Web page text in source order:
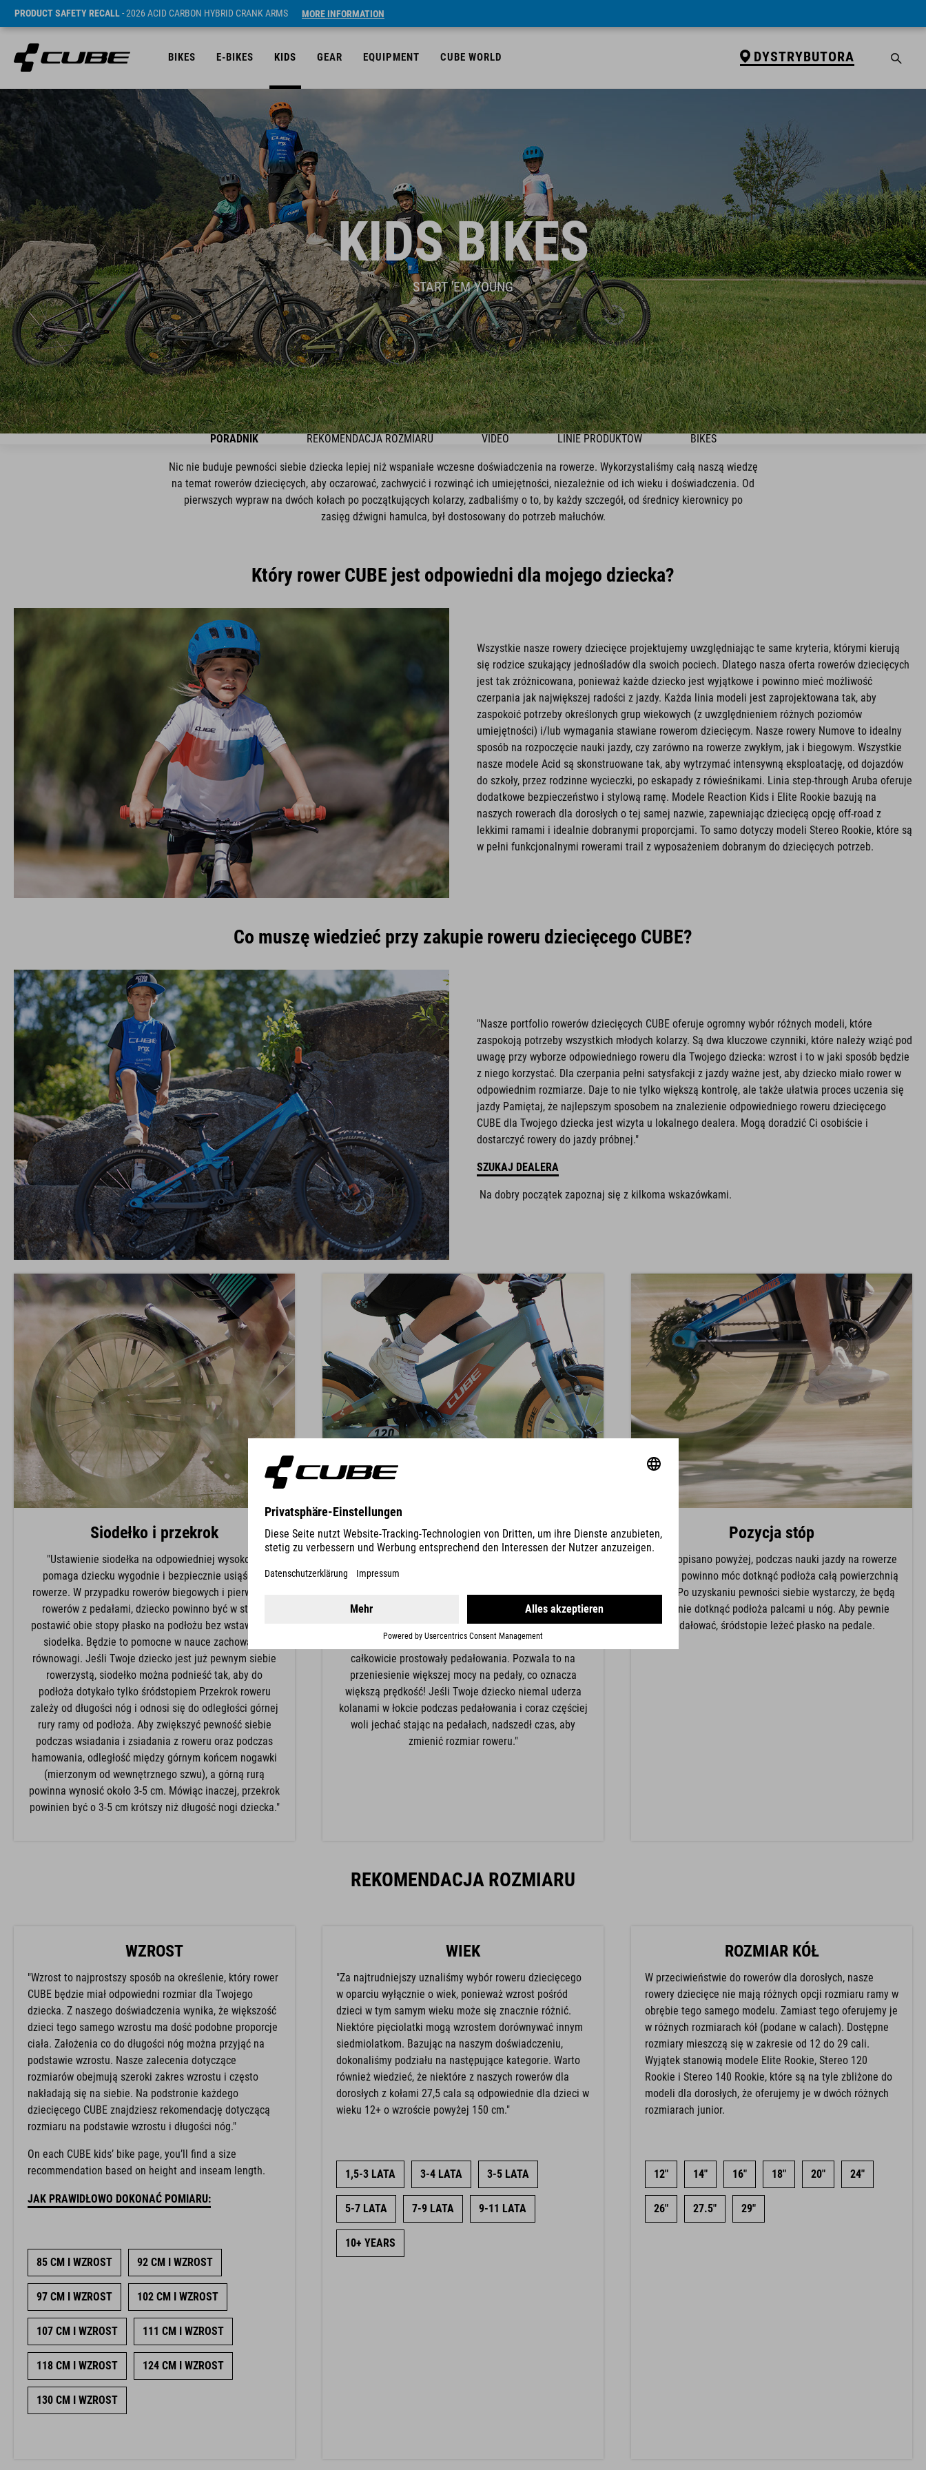
PRODUCT SAFETY RECALL- 2026 ACID CARBON HYBRID CRANK ARMS MORE INFORMATION
BIKES E-BIKES KIDS GEAR EQUIPMENT CUBE WORLD DYSTRYBUTORA
KIDS BIKES
START 'EM YOUNG
PORADNIK REKOMENDACJA ROZMIARU VIDEO LINIE PRODUKTÓW BIKES
Nic nie buduje pewności siebie dziecka lepiej niż wspaniałe wczesne doświadczenia na rowerze. Wykorzystaliśmy całą naszą wiedzę
na temat rowerów dziecięcych, aby oczarować, zachwycić i rozwinąć ich umiejętności, niezależnie od ich wieku i doświadczenia. Od
pierwszych wypraw na dwóch kołach po początkujących kolarzy, zadbaliśmy o to, by każdy szczegół, od średnicy kierownicy po
zasięg dźwigni hamulca, był dostosowany do potrzeb małuchów.
Który rower CUBE jest odpowiedni dla mojego dziecka?
Wszystkie nasze rowery dziecięce projektujemy uwzględniając te same kryteria, którymi kierują
się rodzice szukający jednośladów dla swoich pociech. Dlatego nasza oferta rowerów dziecięcych
jest tak zróżnicowana, ponieważ każde dziecko jest wyjątkowe i powinno mieć możliwość
czerpania jak największej radości z jazdy. Każda linia modeli jest zaprojektowana tak, aby
zaspokoić potrzeby określonych grup wiekowych (z uwzględnieniem różnych poziomów
umiejętności) i/lub wymagania stawiane rowerom dziecięcym. Nasze rowery Numove to idealny
sposób na rozpoczęcie nauki jazdy, czy zarówno na rowerze zwykłym, jak i biegowym. Wszystkie
nasze modele Acid są skonstruowane tak, aby wytrzymać intensywną eksploatację, od dojazdów
do szkoły, przez rodzinne wycieczki, po eskapady z rówieśnikami. Linia step-through Aruba oferuje
dodatkowe bezpieczeństwo i stylową ramę. Modele Reaction Kids i Elite Rookie bazują na
naszych rowerach dla dorosłych o tej samej nazwie, zapewniając dziecięcą opcję off-road z
lekkimi ramami i idealnie dobranymi proporcjami. To samo dotyczy modeli Stereo Rookie, które są
w pełni funkcjonalnymi rowerami trail z wyposażeniem dobranym do dziecięcych potrzeb.
Co muszę wiedzieć przy zakupie roweru dziecięcego CUBE?
"Nasze portfolio rowerów dziecięcych CUBE oferuje ogromny wybór różnych modeli, które
zaspokoją potrzeby wszystkich młodych kolarzy. Są dwa kluczowe czynniki, które należy wziąć pod
uwagę przy wyborze odpowiedniego roweru dla Twojego dziecka: wzrost i to w jaki sposób będzie
z niego korzystać. Dla czerpania pełni satysfakcji z jazdy ważne jest, aby dziecko miało rower w
odpowiednim rozmiarze. Daje to nie tylko większą kontrolę, ale także ułatwia proces uczenia się
jazdy Pamiętaj, że najlepszym sposobem na znalezienie odpowiedniego roweru dziecięcego
CUBE dla Twojego dziecka jest wizyta u lokalnego dealera. Mogą doradzić Ci osobiście i
dostarczyć rowery do jazdy próbnej."
SZUKAJ DEALERA
Na dobry początek zapoznaj się z kilkoma wskazówkami.
Siodełko i przekrok
"Ustawienie siodełka na odpowiedniej wysokości
pomaga dziecku wygodnie i bezpiecznie usiąść na
rowerze. W przypadku rowerów biegowych i pierwszych
rowerów z pedałami, dziecko powinno być w stanie
postawić obie stopy płasko na podłożu bez wstawania z
siodełka. Będzie to pomocne w nauce zachowania
równowagi. Jeśli Twoje dziecko jest już pewnym siebie
rowerzystą, siodełko można podnieść tak, aby do
podłoża dotykało tylko śródstopiem Przekrok roweru
zależy od długości nóg i odnosi się do odległości górnej
rury ramy od podłoża. Aby zwiększyć pewność siebie
podczas wsiadania i zsiadania z roweru oraz podczas
hamowania, odległość między górnym końcem nogawki
(mierzonym od wewnętrznego szwu), a górną rurą
powinna wynosić około 3-5 cm. Mówiąc inaczej, przekrok
powinien być o 3-5 cm krótszy niż długość nogi dziecka."
Pozycja kolana
początkujących polecamy niższą wysokość siodełka z
mocniejszym zgięciem w kolanie tak, aby w trudnej
sytuacji łatwo było postawić stopy płasko na podłożu.
Dorośli i bardziej pewne siebie dzieci mogą podwyższyć
siodełko, dzięki czemu kolana będą się niemal
całkowicie prostowały pedałowania. Pozwala to na
przeniesienie większej mocy na pedały, co oznacza
większą prędkość! Jeśli Twoje dziecko niemal uderza
kolanami w łokcie podczas pedałowania i coraz częściej
woli jechać stając na pedałach, nadszedł czas, aby
zmienić rozmiar roweru."
Pozycja stóp
Jak to opisano powyżej, podczas nauki jazdy na rowerze
dziecko powinno móc dotknąć podłoża całą powierzchnią
stopy. Po uzyskaniu pewności siebie wystarczy, że będą
w stanie dotknąć podłoża palcami u nóg. Aby pewnie
pedałować, śródstopie leżeć płasko na pedale.
REKOMENDACJA ROZMIARU
WZROST
"Wzrost to najprostszy sposób na określenie, który rower
CUBE będzie miał odpowiedni rozmiar dla Twojego
dziecka. Z naszego doświadczenia wynika, że większość
dzieci tego samego wzrostu ma dość podobne proporcje
ciała. Założenia co do długości nóg można przyjąć na
podstawie wzrostu. Nasze zalecenia dotyczące
rozmiarów obejmują szeroki zakres wzrostu i często
nakładają się na siebie. Na podstronie każdego
dziecięcego CUBE znajdziesz rekomendację dotyczącą
rozmiaru na podstawie wzrostu i długości nóg."
On each CUBE kids’ bike page, you’ll find a size
recommendation based on height and inseam length.
JAK PRAWIDŁOWO DOKONAĆ POMIARU:
85 CM I WZROST 92 CM I WZROST
97 CM I WZROST 102 CM I WZROST
107 CM I WZROST 111 CM I WZROST
118 CM I WZROST 124 CM I WZROST
130 CM I WZROST
WIEK
"Za najtrudniejszy uznaliśmy wybór roweru dziecięcego
w oparciu wyłącznie o wiek, ponieważ wzrost pośród
dzieci w tym samym wieku może się znacznie różnić.
Niektóre pięciolatki mogą wzrostem dorównywać innym
siedmiolatkom. Bazując na naszym doświadczeniu,
dokonaliśmy podziału na następujące kategorie. Warto
również wiedzieć, że niektóre z naszych rowerów dla
dorosłych z kołami 27,5 cala są odpowiednie dla dzieci w
wieku 12+ o wzroście powyżej 150 cm."
1,5-3 LATA 3-4 LATA 3-5 LATA
5-7 LATA 7-9 LATA 9-11 LATA
10+ YEARS
ROZMIAR KÓŁ
W przeciwieństwie do rowerów dla dorosłych, nasze
rowery dziecięce nie mają różnych opcji rozmiaru ramy w
obrębie tego samego modelu. Zamiast tego oferujemy je
w różnych rozmiarach kół (podane w calach). Dostępne
rozmiary mieszczą się w zakresie od 12 do 29 cali.
Wyjątek stanowią modele Elite Rookie, Stereo 120
Rookie i Stereo 140 Rookie, które są na tyle zbliżone do
modeli dla dorosłych, że oferujemy je w dwóch różnych
rozmiarach junior.
12" 14" 16" 18" 20" 24"
26" 27.5" 29"